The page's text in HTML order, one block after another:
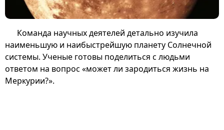
Команда научных деятелей детально изучила
наименьшую и наибыстрейшую планету Солнечной
системы. Ученые готовы поделиться с людьми
ответом на вопрос «может ли зародиться жизнь на
Меркурии?».